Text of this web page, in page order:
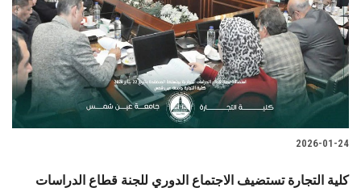
2026-01-24
كلية التجارة تستضيف الاجتماع الدوري للجنة قطاع الدراسات